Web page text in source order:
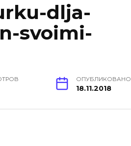
dlja-
svoimi-
ОПУБЛИКОВАНО
18.11.2018